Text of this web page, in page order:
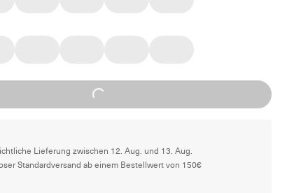
Lieferung zwischen 12. Aug. und 13. Aug.
Standardversand ab einem Bestellwert von 150€